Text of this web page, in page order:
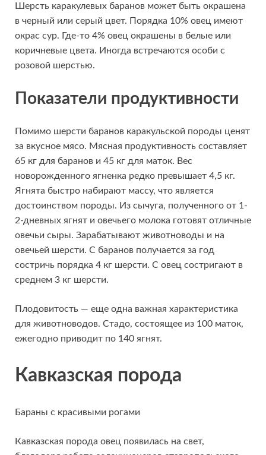
Шерсть каракулевых баранов может быть окрашена
в черный или серый цвет. Порядка 10% овец имеют
окрас сур. Где-то 4% овец окрашены в белые или
коричневые цвета. Иногда встречаются особи с
розовой шерстью.
Показатели продуктивности
Помимо шерсти баранов каракульской породы ценят
за вкусное мясо. Мясная продуктивность составляет
65 кг для баранов и 45 кг для маток. Вес
новорожденного ягненка редко превышает 4,5 кг.
Ягнята быстро набирают массу, что является
достоинством породы. Из сычуга, полученного от 1-
2-дневных ягнят и овечьего молока готовят отличные
овечьи сыры. Зарабатывают животноводы и на
овечьей шерсти. С баранов получается за год
состричь порядка 4 кг шерсти. С овец состригают в
среднем 3 кг шерсти.
Плодовитость — еще одна важная характеристика
для животноводов. Стадо, состоящее из 100 маток,
ежегодно приводит по 140 ягнят.
Кавказская порода
Бараны с красивыми рогами
Кавказская порода овец появилась на свет,